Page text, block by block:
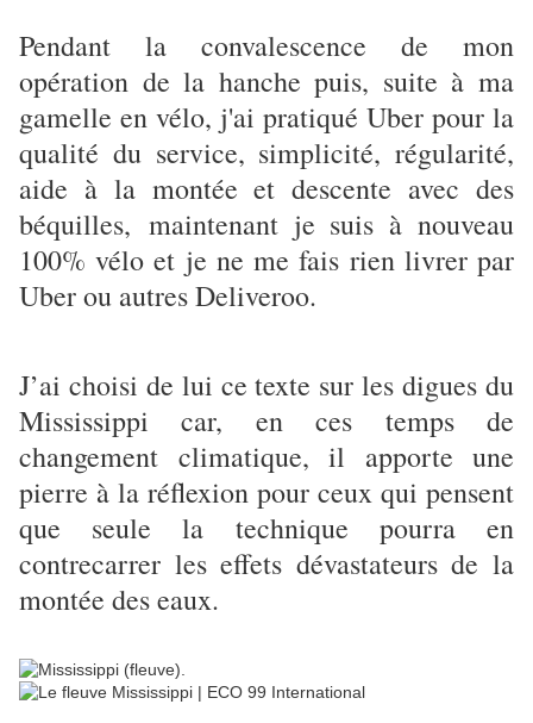
Pendant la convalescence de mon
opération de la hanche puis, suite à ma
gamelle en vélo, j'ai pratiqué Uber pour la
qualité du service, simplicité, régularité,
aide à la montée et descente avec des
béquilles, maintenant je suis à nouveau
100% vélo et je ne me fais rien livrer par
Uber ou autres Deliveroo.
J’ai choisi de lui ce texte sur les digues du
Mississippi car, en ces temps de
changement climatique, il apporte une
pierre à la réflexion pour ceux qui pensent
que seule la technique pourra en
contrecarrer les effets dévastateurs de la
montée des eaux.